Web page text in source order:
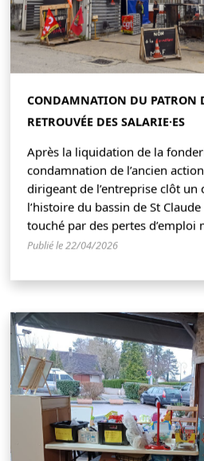
CONDAMNATION DU PATRON
RETROUVÉE DES SALARIE·ES
Après la liquidation de la
condamnation de l’ancien
dirigeant de l’entreprise clôt
l’histoire du bassin de St
touché par des pertes d’emploi
Publié le 22/04/2026